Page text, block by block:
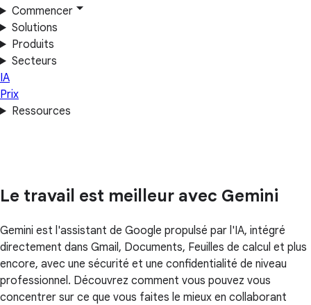
Commencer
Solutions
Produits
Secteurs
IA
Prix
Ressources
Le travail est meilleur avec Gemini
Gemini est l'assistant de Google propulsé par l'IA, intégré
directement dans Gmail, Documents, Feuilles de calcul et plus
encore, avec une sécurité et une confidentialité de niveau
professionnel. Découvrez comment vous pouvez vous
concentrer sur ce que vous faites le mieux en collaborant